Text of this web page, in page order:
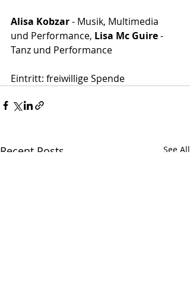
Alisa Kobzar - Musik, Multimedia
und Performance, Lisa Mc Guire -
Tanz und Performance
Eintritt: freiwillige Spende
Recent Posts See All